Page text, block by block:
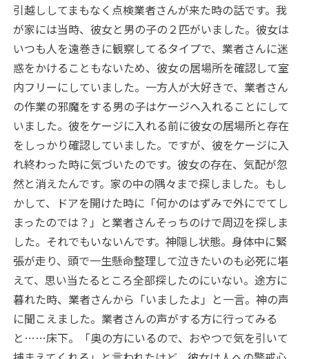
引越ししてまもなく点検業者さんが来た時の話です。我
が家には当時、彼女と男の子の２匹がいました。彼女は
いつも人を遠巻きに観察してるタイプで、業者さんに迷
惑をかけることもないため、彼女の居場所を確認して室
内フリーにしていました。一方人が大好きで、業者さん
の作業の邪魔をする男の子はケージへ入れることにして
いました。彼をケージに入れる前に彼女の居場所と存在
をしっかり確認していました。ですが、彼をケージに入
れ終わった時に気づいたのです。彼女の存在、気配が忽
然と消えたんです。家の中の隅々まで探しました。もし
かして、ドアを開けた時に「何かのはずみで外にでてし
まったのでは？」と業者さんそっちのけで周辺を探しま
した。それでもいないんです。神隠し状態。身体中に緊
張が走り、頭で一生懸命整理して泣きたいのも必死に堪
えて、思い当たるところ全部探したのにいない。途方に
暮れた時、業者さんから「いましたよ」と一言。神の声
に聞こえました。業者さんの声がする方に行ってみる
と……床下。「奥の方にいるので、おやつで気を引いて